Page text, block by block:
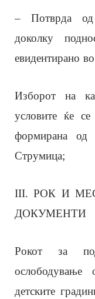
– Потврда од
доколку
евидентирано
Изборот на
условите ќе
формирана од
Струмица;
III. РОК И
ДОКУМЕНТИ
Рокот за
детските